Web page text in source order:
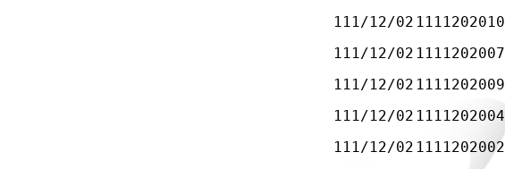
111/12/02 1111202010
111/12/02 1111202007
111/12/02 1111202009
111/12/02 1111202004
111/12/02 1111202002